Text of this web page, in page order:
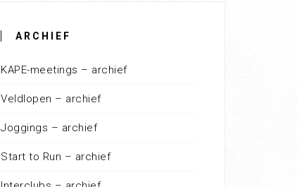
ARCHIEF
KAPE-meetings – archief
Veldlopen – archief
Joggings – archief
Start to Run – archief